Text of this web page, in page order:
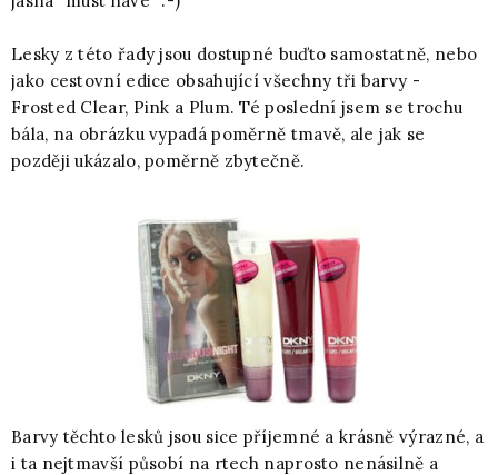
Lesky z této řady jsou dostupné buďto samostatně, nebo
jako cestovní edice obsahující všechny tři barvy -
Frosted Clear, Pink a Plum. Té poslední jsem se trochu
bála, na obrázku vypadá poměrně tmavě, ale jak se
později ukázalo, poměrně zbytečně.
Barvy těchto lesků jsou sice příjemné a krásně výrazné, a
i ta nejtmavší působí na rtech naprosto nenásilně a